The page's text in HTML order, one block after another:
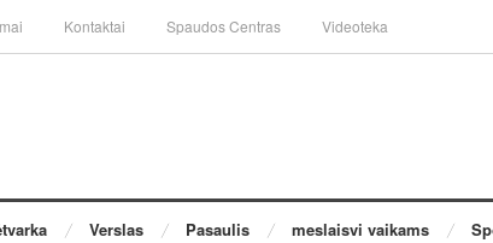
Kontaktai Spaudos Centras Videoteka
Verslas Pasaulis meslaisvi vaikams